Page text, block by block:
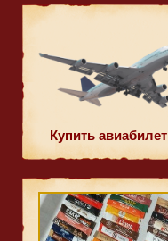
Купить авиабилет